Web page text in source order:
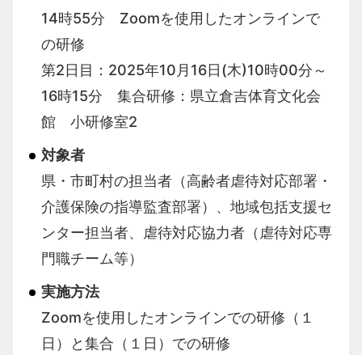
14時55分 Zoomを使用したオンラインで
の研修
第2日目：2025年10月16日(木)10時00分～
16時15分 集合研修：県立倉吉体育文化会
館 小研修室2
対象者
県・市町村の担当者（高齢者虐待対応部署・
介護保険の指導監査部署）、地域包括支援セ
ンター担当者、虐待対応協力者（虐待対応専
門職チーム等）
実施方法
Zoomを使用したオンラインでの研修（１
日）と集合（１日）での研修